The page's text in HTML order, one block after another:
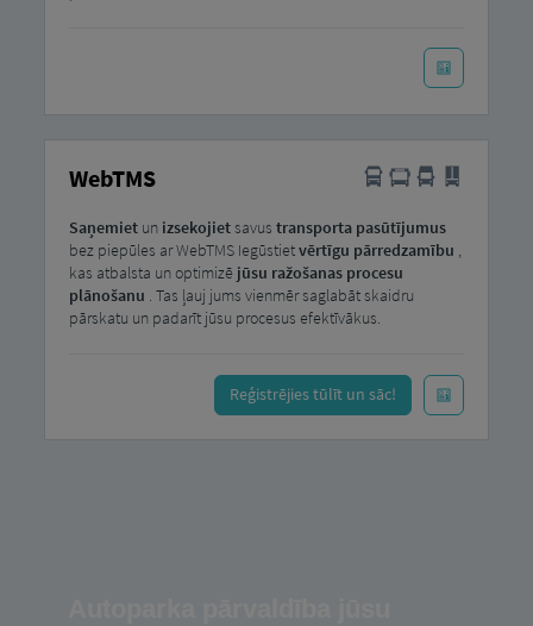
WebTMS
Saņemietun izsekojietsavus transporta pasūtījumus
bez piepūles ar WebTMS Iegūstietvērtīgu pārredzamību ,
kas atbalsta un optimizē jūsu ražošanas procesu
plānošanu . Tas ļauj jums vienmēr saglabāt skaidru
pārskatu un padarīt jūsu procesus efektīvākus.
Reģistrējies tūlīt un sāc!